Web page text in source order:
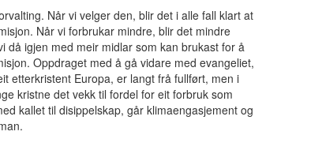
Når vi velger den, blir det i alle fall klart at
Når vi forbrukar mindre, blir det mindre
då igjen med meir midlar som kan brukast for å
Oppdraget med å gå vidare med evangeliet,
etterkristent Europa, er langt frå fullført, men i
kristne det vekk til fordel for eit forbruk som
kallet til disippelskap, går klimaengasjement og